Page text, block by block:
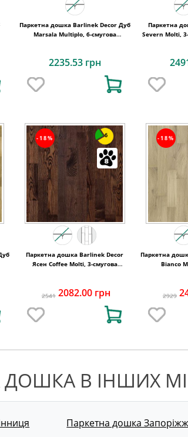
Паркетна дошка Barlinek Decor Дуб
Marsala Multiplo, 6-смугова
2235.53 грн
Паркетна
Severn Molti,
-18% 6
Паркетна дошка Barlinek Decor
Ясен Coffee Molti, 3-смугова
2541 2082.00 грн
-18%
Паркетна
Bianco
2929
ДОШКА В ІНШИХ
Паркетна дошка